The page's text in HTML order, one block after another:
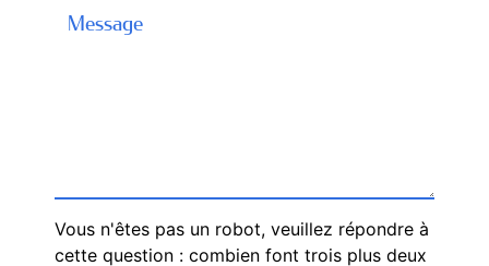
Vous n'êtes pas un robot, veuillez répondre à
cette question : combien font trois plus deux